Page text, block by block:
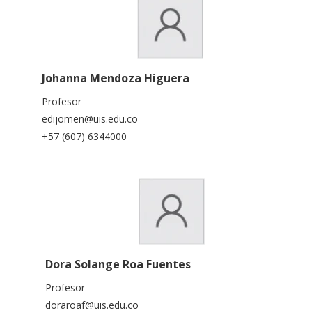
Johanna Mendoza Higuera
Profesor
edijomen@uis.edu.co
+57 (607) 6344000
Dora Solange Roa Fuentes
Profesor
doraroaf@uis.edu.co